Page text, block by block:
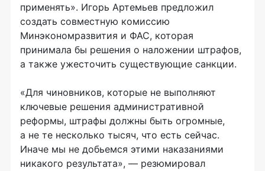
применять». Игорь Артемьев предложил
создать совместную комиссию
Минэкономразвития и ФАС, которая
принимала бы решения о наложении штрафов,
а также ужесточить существующие санкции.
«Для чиновников, которые не выполняют
ключевые решения административной
реформы, штрафы должны быть огромные,
а не те несколько тысяч, что есть сейчас.
Иначе мы не добьемся этими наказаниями
никакого результата», — резюмировал